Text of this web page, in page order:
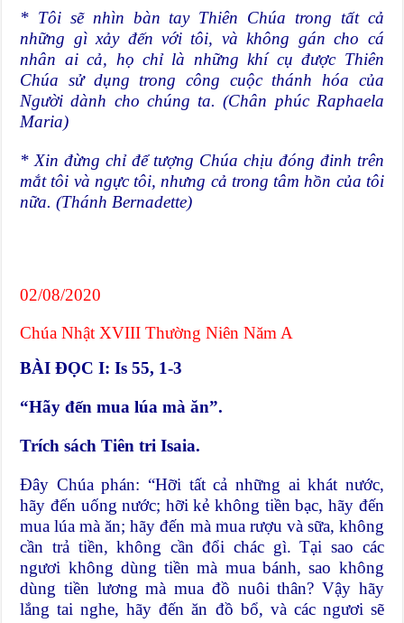
* Tôi sẽ nhìn bàn tay Thiên Chúa trong tất cả
những gì xảy đến với tôi, và không gán cho cá
nhân ai cả, họ chỉ là những khí cụ được Thiên
Chúa sử dụng trong công cuộc thánh hóa của
Người dành cho chúng ta. (Chân phúc Raphaela
Maria)
* Xin đừng chỉ để tượng Chúa chịu đóng đinh trên
mắt tôi và ngực tôi, nhưng cả trong tâm hồn của tôi
nữa. (Thánh Bernadette)
02/08/2020
Chúa Nhật XVIII Thường Niên Năm A
BÀI ĐỌC I: Is 55, 1-3
“Hãy đến mua lúa mà ăn”.
Trích sách Tiên tri Isaia.
Đây Chúa phán: “Hỡi tất cả những ai khát nước,
hãy đến uống nước; hỡi kẻ không tiền bạc, hãy đến
mua lúa mà ăn; hãy đến mà mua rượu và sữa, không
cần trả tiền, không cần đổi chác gì. Tại sao các
ngươi không dùng tiền mà mua bánh, sao không
dùng tiền lương mà mua đồ nuôi thân? Vậy hãy
lắng tai nghe, hãy đến ăn đồ bổ, và các ngươi sẽ